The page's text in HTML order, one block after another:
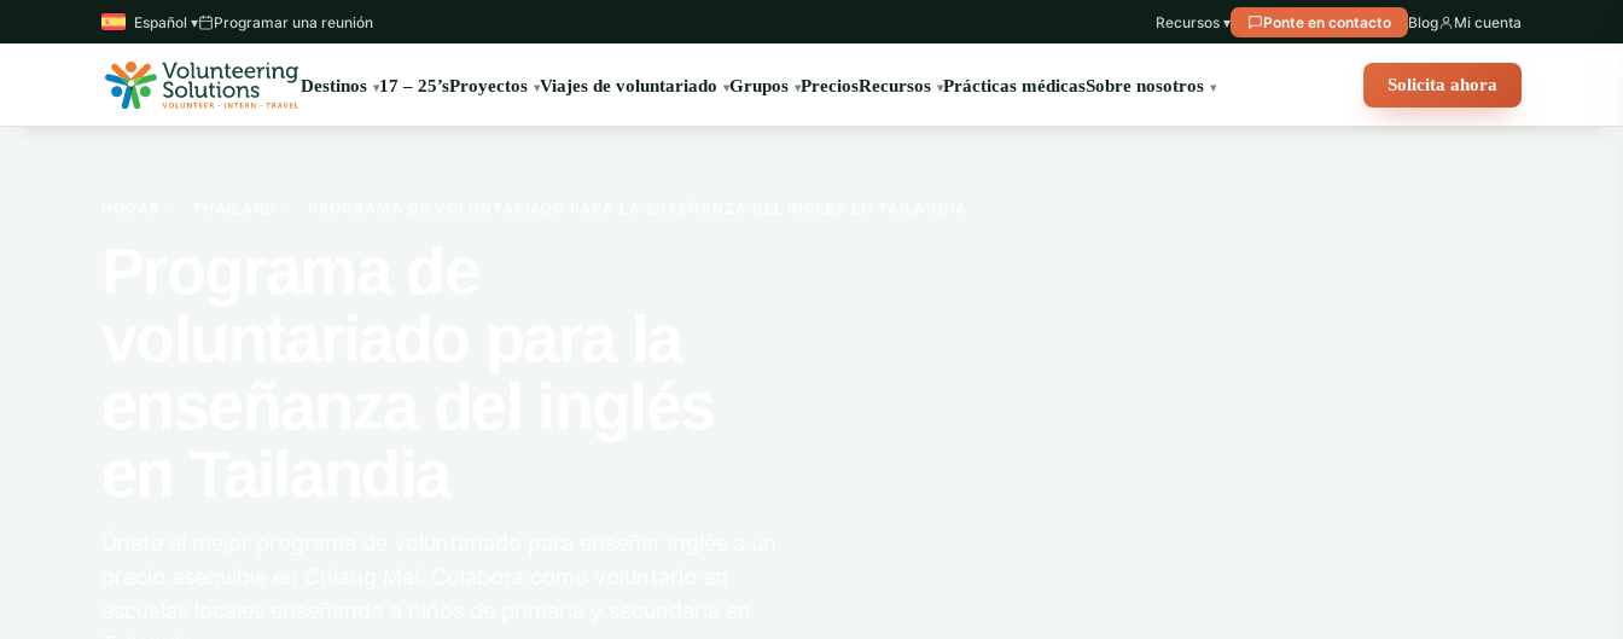
Español ▾ Programar una reunión Recursos ▾ Ponte en contacto Blog Mi cuenta
Destinos 17 – 25’sProyectos Viajes de voluntariado Grupos PreciosRecursos Prácticas médicasSobre nosotros Solicita ahora